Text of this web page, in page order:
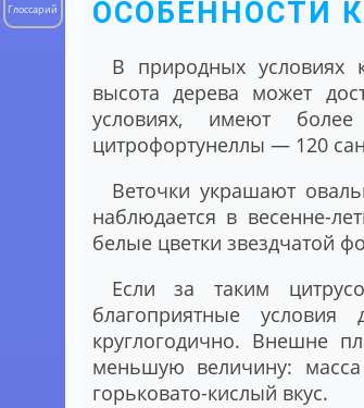
Глоссарий ОСОБЕННОСТИ
В природных условиях
высота дерева может
условиях, имеют
цитрофортунеллы — 120
Веточки украшают
наблюдается в весенне-
белые цветки звездчатой
Если за таким
благоприятные
круглогодично. Внешне
меньшую величину:
горьковато-кислый вкус.